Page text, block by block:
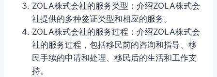
ZOLA株式会社的服务类型：介绍ZOLA株式会
社提供的多种签证类型和相应的服务。
ZOLA株式会社的服务过程：介绍ZOLA株式会
社的服务过程，包括移民前的咨询和指导、移
民手续的申请和处理、移民后的生活和工作支
持。